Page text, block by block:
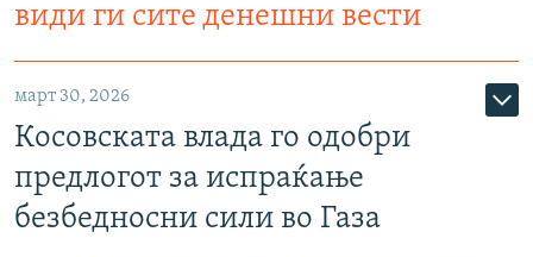
види ги сите денешни вести
март 30, 2026
Косовската влада го одобри
предлогот за испраќање
безбедносни сили во Газа